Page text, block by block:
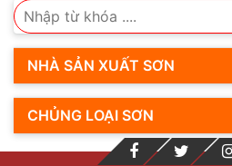
phá chi tiết nhé.
NHÀ SẢN XUẤT SƠN
CHỦNG LOẠI SƠN